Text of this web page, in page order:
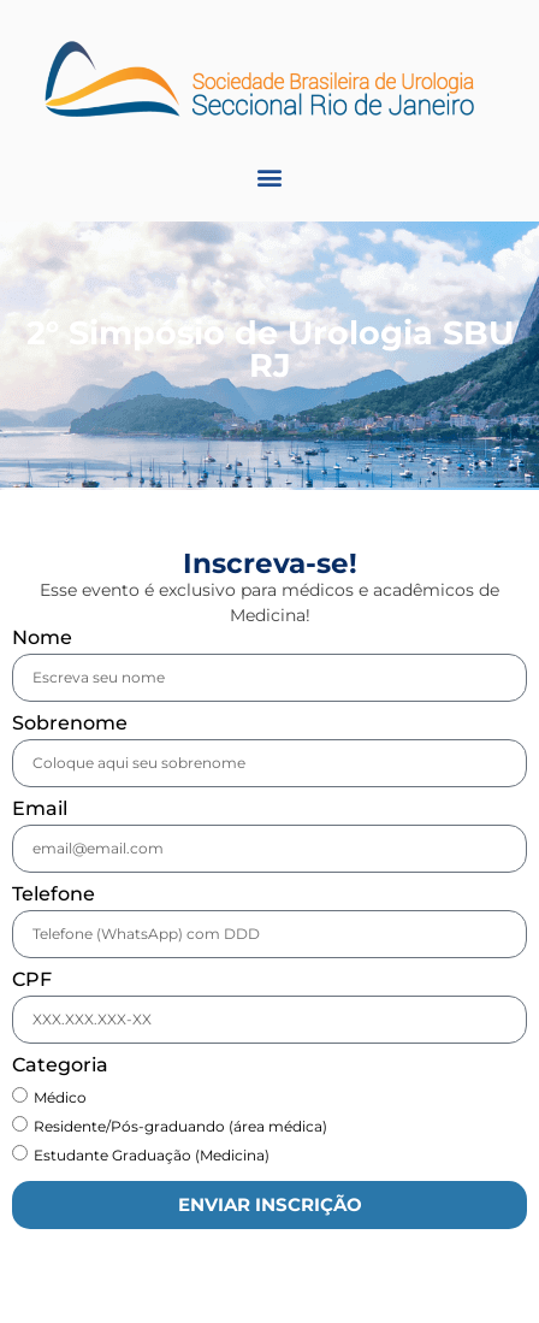
2° Simpósio de Urologia SBU
RJ
Inscreva-se!
Esse evento é exclusivo para médicos e acadêmicos de
Medicina!
Nome
Sobrenome
Email
Telefone
CPF
Categoria
Médico
Residente/Pós-graduando (área médica)
Estudante Graduação (Medicina)
ENVIAR INSCRIÇÃO